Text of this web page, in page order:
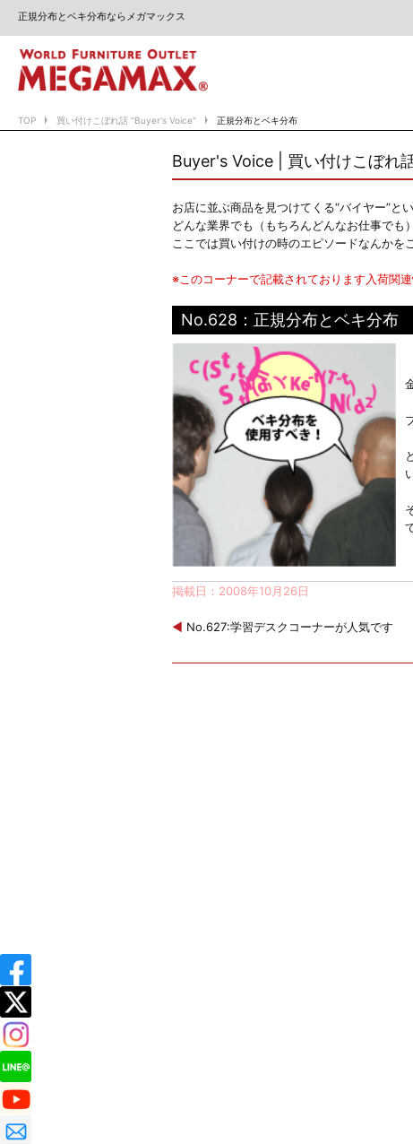
正規分布とベキ分布ならメガマックス
TOP 買い付けこぼれ話 "Buyer's Voice" 正規分布とベキ分布
Buyer's Voice | 買い付けこぼれ
お店に並ぶ商品を見つけてくる“バイヤー”と
どんな業界でも（もちろんどんなお仕事でも
ここでは買い付けの時のエピソードなんかを
※このコーナーで記載されております入荷関
No.628：正規分布とベキ分布
掲載日：2008年10月26日
◀ No.627:学習デスクコーナーが人気です